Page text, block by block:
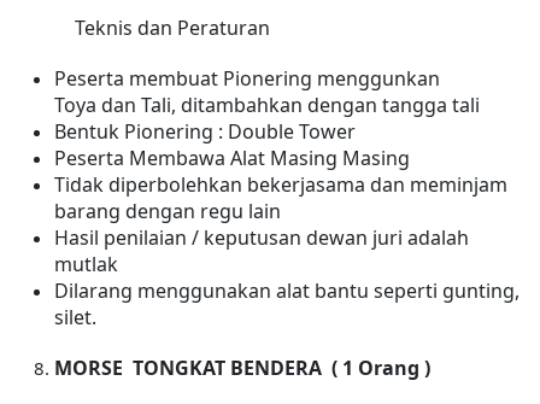
Teknis dan Peraturan
Peserta membuat Pionering menggunkan
Toya dan Tali, ditambahkan dengan tangga tali
Bentuk Pionering : Double Tower
Peserta Membawa Alat Masing Masing
Tidak diperbolehkan bekerjasama dan meminjam
barang dengan regu lain
Hasil penilaian / keputusan dewan juri adalah
mutlak
Dilarang menggunakan alat bantu seperti gunting,
silet.
MORSE TONGKAT BENDERA ( 1 Orang )